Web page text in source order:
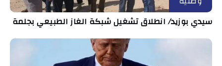
سيدي بوزيد/ انطلاق تشغيل شبكة الغاز الطبيعي بجلمة